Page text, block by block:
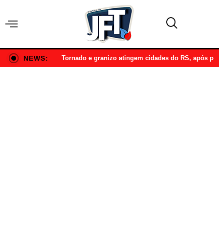
NEWS: Tornado e granizo atingem cidades do RS, após